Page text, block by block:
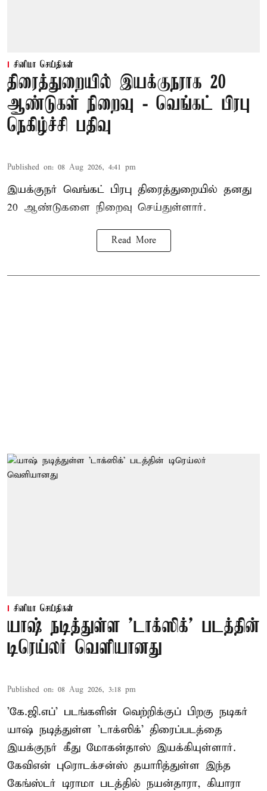
சினிமா செய்திகள்
திரைத்துறையில் இயக்குநராக 20
ஆண்டுகள் நிறைவு - வெங்கட் பிரபு
நெகிழ்ச்சி பதிவு
Published on: 08 Aug 2026, 4:41 pm
இயக்குநர் வெங்கட் பிரபு திரைத்துறையில் தனது
20 ஆண்டுகளை நிறைவு செய்துள்ளார்.
Read More
சினிமா செய்திகள்
யாஷ் நடித்துள்ள 'டாக்‌ஸிக்' படத்தின்
டிரெய்லர் வெளியானது
Published on: 08 Aug 2026, 3:18 pm
'கே.ஜி.எப்' படங்களின் வெற்றிக்குப் பிறகு நடிகர்
யாஷ் நடித்துள்ள 'டாக்ஸிக்' திரைப்படத்தை
இயக்குநர் கீது மோகன்தாஸ் இயக்கியுள்ளார்.
கேவிஎன் புரொடக்சன்ஸ் தயாரித்துள்ள இந்த
கேங்ஸ்டர் டிராமா படத்தில் நயன்தாரா, கியாரா